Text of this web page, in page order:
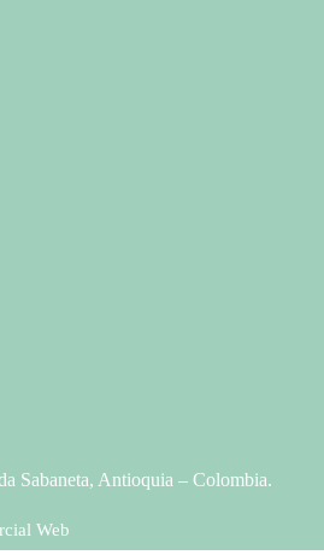
Sabaneta, Antioquia – Colombia.
Web